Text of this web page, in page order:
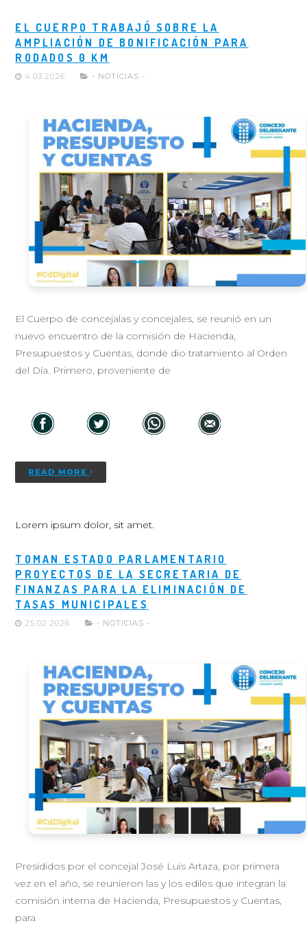
EL CUERPO TRABAJÓ SOBRE LA
AMPLIACIÓN DE BONIFICACIÓN PARA
RODADOS 0 KM
4.03.2026 - NOTICIAS -
El Cuerpo de concejalas y concejales, se reunió en un
nuevo encuentro de la comisión de Hacienda,
Presupuestos y Cuentas, donde dio tratamiento al Orden
del Día. Primero, proveniente de
READ MORE
Lorem ipsum dolor, sit amet.
TOMAN ESTADO PARLAMENTARIO
PROYECTOS DE LA SECRETARIA DE
FINANZAS PARA LA ELIMINACIÓN DE
TASAS MUNICIPALES
25.02.2026 - NOTICIAS -
Presididos por el concejal José Luis Artaza, por primera
vez en el año, se reunieron las y los ediles que integran la
comisión interna de Hacienda, Presupuestos y Cuentas,
para